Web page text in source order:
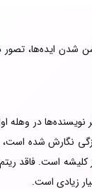
شدن ایده‌ها،
در وهله
نگارش شده
کلیشه است. فاقد
زیادی است.